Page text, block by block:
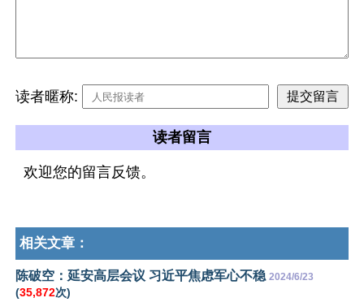
读者暱称:
读者留言
欢迎您的留言反馈。
相关文章：
陈破空：延安高层会议 习近平焦虑军心不稳 2024/6/23
(35,872次)